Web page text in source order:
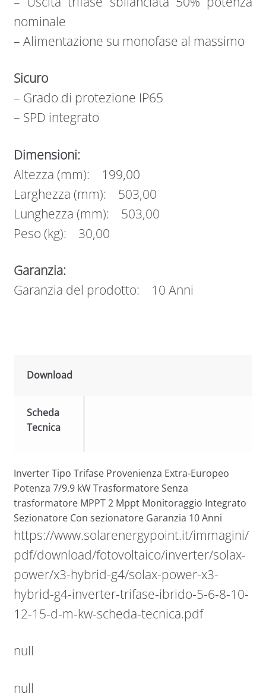
nominale
– Alimentazione su monofase al massimo
Sicuro
– Grado di protezione IP65
– SPD integrato
Dimensioni:
Altezza (mm): 199,00
Larghezza (mm): 503,00
Lunghezza (mm): 503,00
Peso (kg): 30,00
Garanzia:
Garanzia del prodotto: 10 Anni
Download
Scheda
Tecnica
Inverter Tipo Trifase Provenienza Extra-Europeo
Potenza 7/9.9 kW Trasformatore Senza
trasformatore MPPT 2 Mppt Monitoraggio Integrato
Sezionatore Con sezionatore Garanzia 10 Anni
https://www.solarenergypoint.it/immagini/
pdf/download/fotovoltaico/inverter/solax-
power/x3-hybrid-g4/solax-power-x3-
hybrid-g4-inverter-trifase-ibrido-5-6-8-10-
12-15-d-m-kw-scheda-tecnica.pdf
null
null